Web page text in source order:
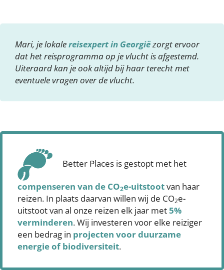
Mari, je lokalereisexpert in Georgiëzorgt ervoor
dat het reisprogramma op je vlucht is afgestemd.
Uiteraard kan je ook altijd bij haar terecht met
eventuele vragen over de vlucht.
Better Places is gestopt met het
compenseren van de CO2e-uitstootvan haar
reizen. In plaats daarvan willen wij de CO2e-
uitstoot van al onze reizen elk jaar met5%
verminderen. Wij investeren voor elke reiziger
een bedrag in projecten voor duurzame
energie of biodiversiteit.